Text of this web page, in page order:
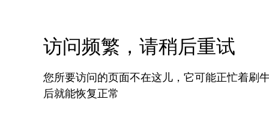
访问频繁，请稍后重试
您所要访问的页面不在这儿，它可能正忙着刷
后就能恢复正常